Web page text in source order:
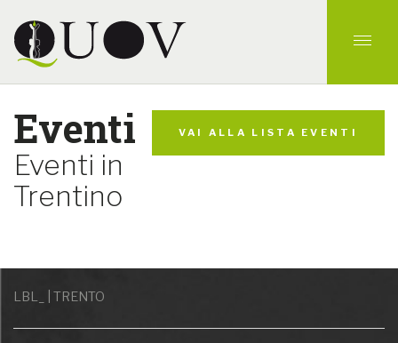
Eventi VAI ALLA LISTA EVENTI
Eventi in
Trentino
LBL_ | TRENTO